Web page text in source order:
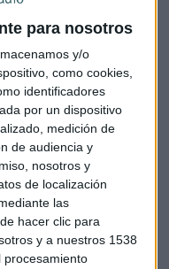
para nosotros
y/o
como cookies,
identificadores
por un dispositivo
medición de
de audiencia y
nosotros y
de localización
las
hacer clic para
y a nuestros 1538
procesamiento